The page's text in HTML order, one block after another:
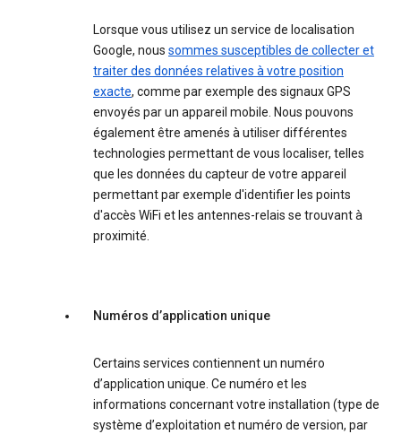
Lorsque vous utilisez un service de localisation
Google, nous sommes susceptibles de collecter et
traiter des données relatives à votre position
exacte, comme par exemple des signaux GPS
envoyés par un appareil mobile. Nous pouvons
également être amenés à utiliser différentes
technologies permettant de vous localiser, telles
que les données du capteur de votre appareil
permettant par exemple d'identifier les points
d'accès WiFi et les antennes-relais se trouvant à
proximité.
Numéros d’application unique
Certains services contiennent un numéro
d’application unique. Ce numéro et les
informations concernant votre installation (type de
système d’exploitation et numéro de version, par